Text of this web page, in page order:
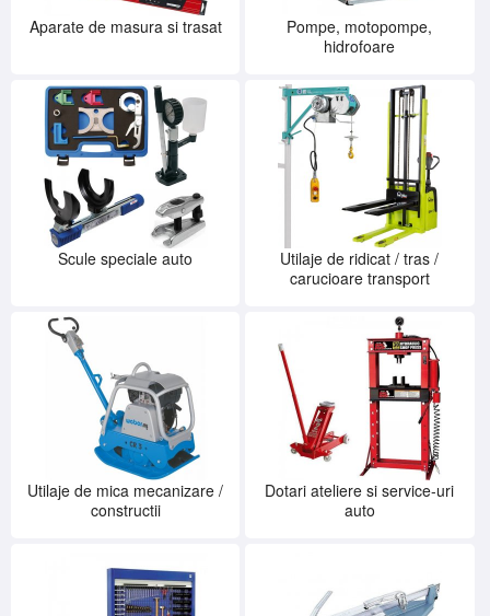
Aparate de masura si trasat
Pompe, motopompe,
hidrofoare
Scule speciale auto
Utilaje de ridicat / tras /
carucioare transport
Utilaje de mica mecanizare /
constructii
Dotari ateliere si service-uri
auto